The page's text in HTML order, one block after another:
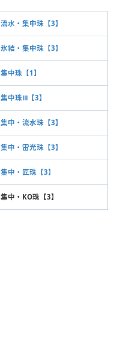
流水・集中珠【3】
氷結・集中珠【3】
集中珠【1】
集中珠Ⅲ【3】
集中・流水珠【3】
集中・雷光珠【3】
集中・匠珠【3】
集中・KO珠【3】